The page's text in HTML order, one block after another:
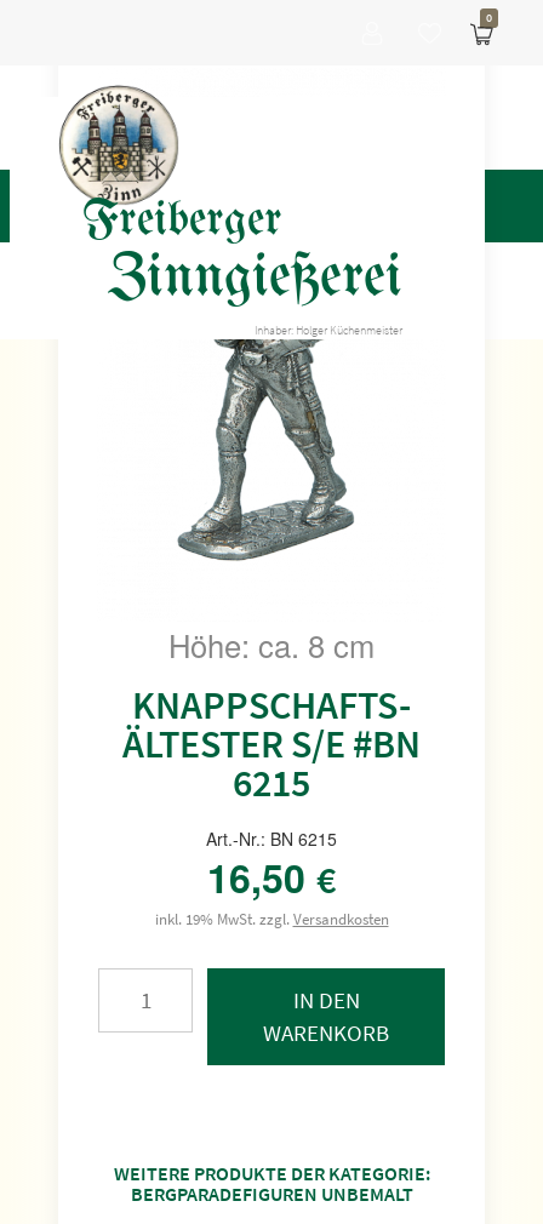
Freiberger
Zinngießerei
Inhaber: Holger Küchenmeister
0
Höhe: ca. 8 cm
KNAPPSCHAFTS-
ÄLTESTER S/E #BN
6215
Art.-Nr.: BN 6215
16,50 €
inkl. 19% MwSt. zzgl.Versandkosten
IN DEN
WARENKORB
WEITERE PRODUKTE DER KATEGORIE:
BERGPARADEFIGUREN UNBEMALT